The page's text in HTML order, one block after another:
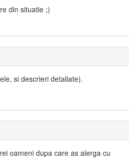
din situatie ;)
si descrieri detaliate).
oameni dupa care as alerga cu